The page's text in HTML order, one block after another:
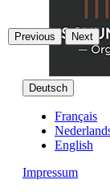
Deutsch
Français
English
Impressum
Previous Next